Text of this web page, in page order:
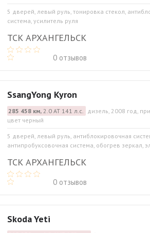
5 дверей, левый руль, тонировка стекол,
система, усилитель руля
ТСК АРХАНГЕЛЬСК
0 отзывов
SsangYong Kyron
285 458 км,2.0 АТ 141 л.с. дизель, 2008 год,
цвет черный
5 дверей, левый руль, антиблокировочная
антипробуксовочная система, обогрев зеркал,
ТСК АРХАНГЕЛЬСК
0 отзывов
Skoda Yeti